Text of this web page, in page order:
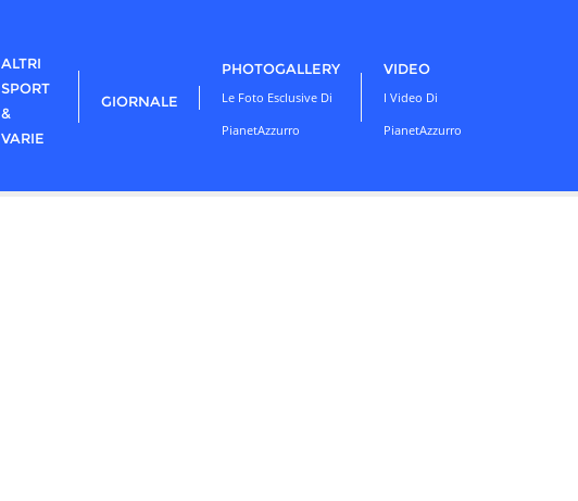
ALTRI
SPORT
&
VARIE
GIORNALE
PHOTOGALLERY
Le Foto Esclusive Di
PianetAzzurro
VIDEO
I Video Di
PianetAzzurro